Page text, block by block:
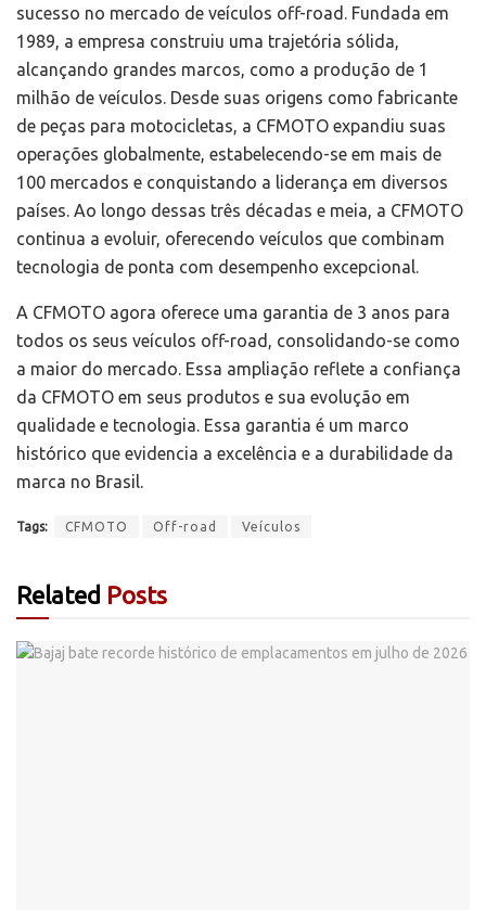
sucesso no mercado de veículos off-road. Fundada em
1989, a empresa construiu uma trajetória sólida,
alcançando grandes marcos, como a produção de 1
milhão de veículos. Desde suas origens como fabricante
de peças para motocicletas, a CFMOTO expandiu suas
operações globalmente, estabelecendo-se em mais de
100 mercados e conquistando a liderança em diversos
países. Ao longo dessas três décadas e meia, a CFMOTO
continua a evoluir, oferecendo veículos que combinam
tecnologia de ponta com desempenho excepcional.
A CFMOTO agora oferece uma garantia de 3 anos para
todos os seus veículos off-road, consolidando-se como
a maior do mercado. Essa ampliação reflete a confiança
da CFMOTO em seus produtos e sua evolução em
qualidade e tecnologia. Essa garantia é um marco
histórico que evidencia a excelência e a durabilidade da
marca no Brasil.
Tags: CFMOTO Off-road Veículos
Related Posts